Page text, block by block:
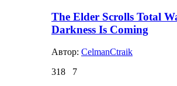
The Elder Scrolls Total
Darkness Is Coming
Автор: CelmanCtraik
318
7